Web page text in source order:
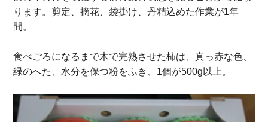
ります。剪定、摘花、袋掛け、丹精込めた作業が1年
間。
食べごろになるまで木で完熟させた柿は、真っ赤な色、
緑のへた、水分を保つ粉をふき、1個が500g以上。